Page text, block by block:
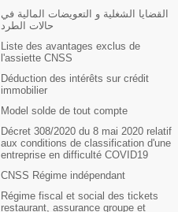
القضايا الشغلية و التعويضات المالية في
حالات الطرد
Liste des avantages exclus de
l'assiette CNSS
Déduction des intérêts sur crédit
immobilier
Model solde de tout compte
Décret 308/2020 du 8 mai 2020 relatif
aux conditions de classification d'une
entreprise en difficulté COVID19
CNSS Régime indépendant
Régime fiscal et social des tickets
restaurant, assurance groupe et